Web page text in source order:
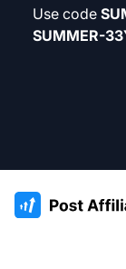
Use code
SUMMER-
:site.title